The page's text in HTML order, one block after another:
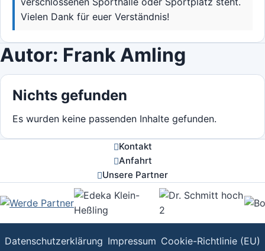
Vielen Dank für euer Verständnis!
Autor: Frank Amling
Nichts gefunden
Es wurden keine passenden Inhalte gefunden.
Kontakt
Anfahrt
Unsere Partner
Datenschutzerklärung Impressum Cookie-Richtlinie (EU)